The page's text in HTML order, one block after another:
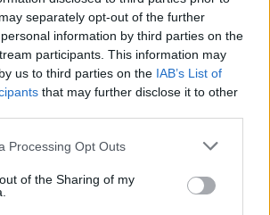
separately opt-out of the further
information by third parties on the
participants. This information may
us to third parties on the IAB’s List of
that may further disclose it to other
Processing Opt Outs
of the Sharing of my
ΔΙΑΦΗΜΙΣΗ